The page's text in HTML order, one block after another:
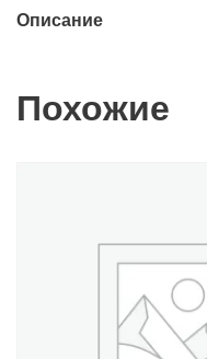
Описание
Похожие